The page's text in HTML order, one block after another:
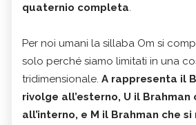
quaternio completa.
Per noi umani la sillaba Om si
solo perché siamo limitati in una
tridimensionale. A rappresenta il
rivolge all’esterno, U il Brahman
all’interno, e M il Brahman che